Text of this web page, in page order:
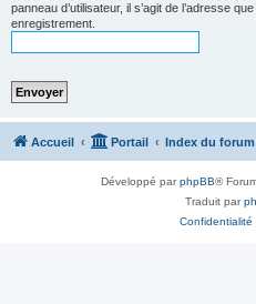
panneau d’utilisateur, il s’agit de l’adresse
enregistrement.
Accueil Portail Index du forum
Développé parphpBB®
Traduit par
Confidentialité